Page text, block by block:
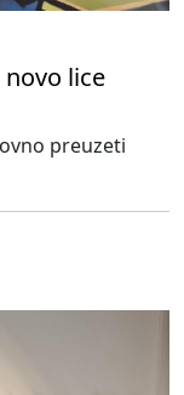
novo lice
preuzeti